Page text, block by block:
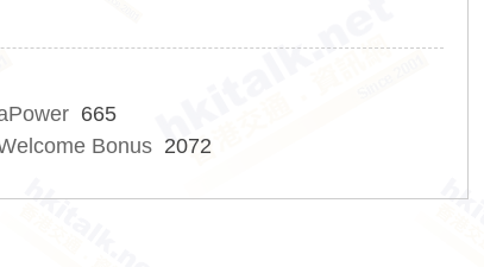
665
Bonus 2072